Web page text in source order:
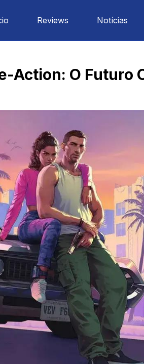
Reviews Notícias
Action: O Futuro